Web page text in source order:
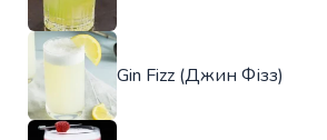
Gin Fizz (Джин Фізз)